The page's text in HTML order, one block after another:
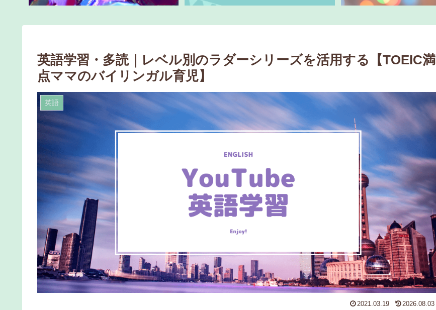
英語学習・多読｜レベル別のラダーシリーズを活用する【TOEIC満
点ママのバイリンガル育児】
英語
2021.03.19 2026.08.03